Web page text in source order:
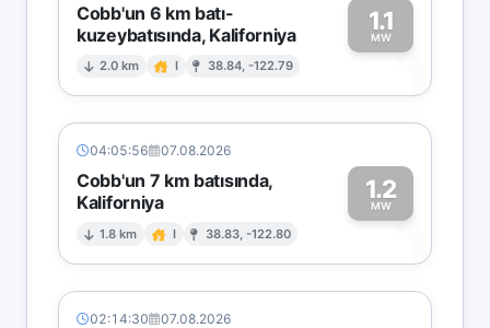
Cobb'un 6 km batı-
kuzeybatısında, Kaliforniya
2.0 km I 38.84, -122.79
1.1
MW1
04:05:56 07.08.2026
Cobb'un 7 km batısında,
Kaliforniya
1.8 km I 38.83, -122.80
1.2
MW1
02:14:30 07.08.2026